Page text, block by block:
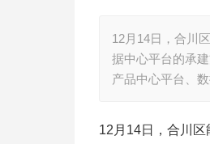
12月14日，合川
据中心平台的承
产品中心平台、
12月14日，合川区